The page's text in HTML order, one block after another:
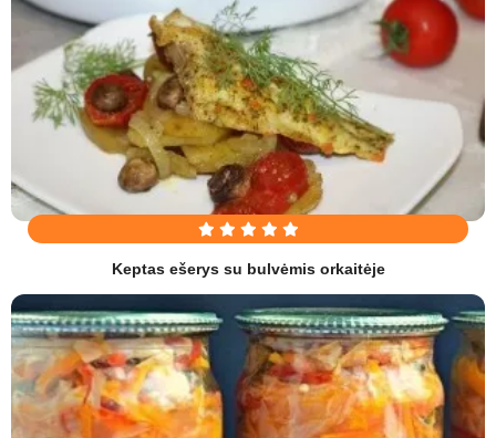
Keptas ešerys su bulvėmis orkaitėje